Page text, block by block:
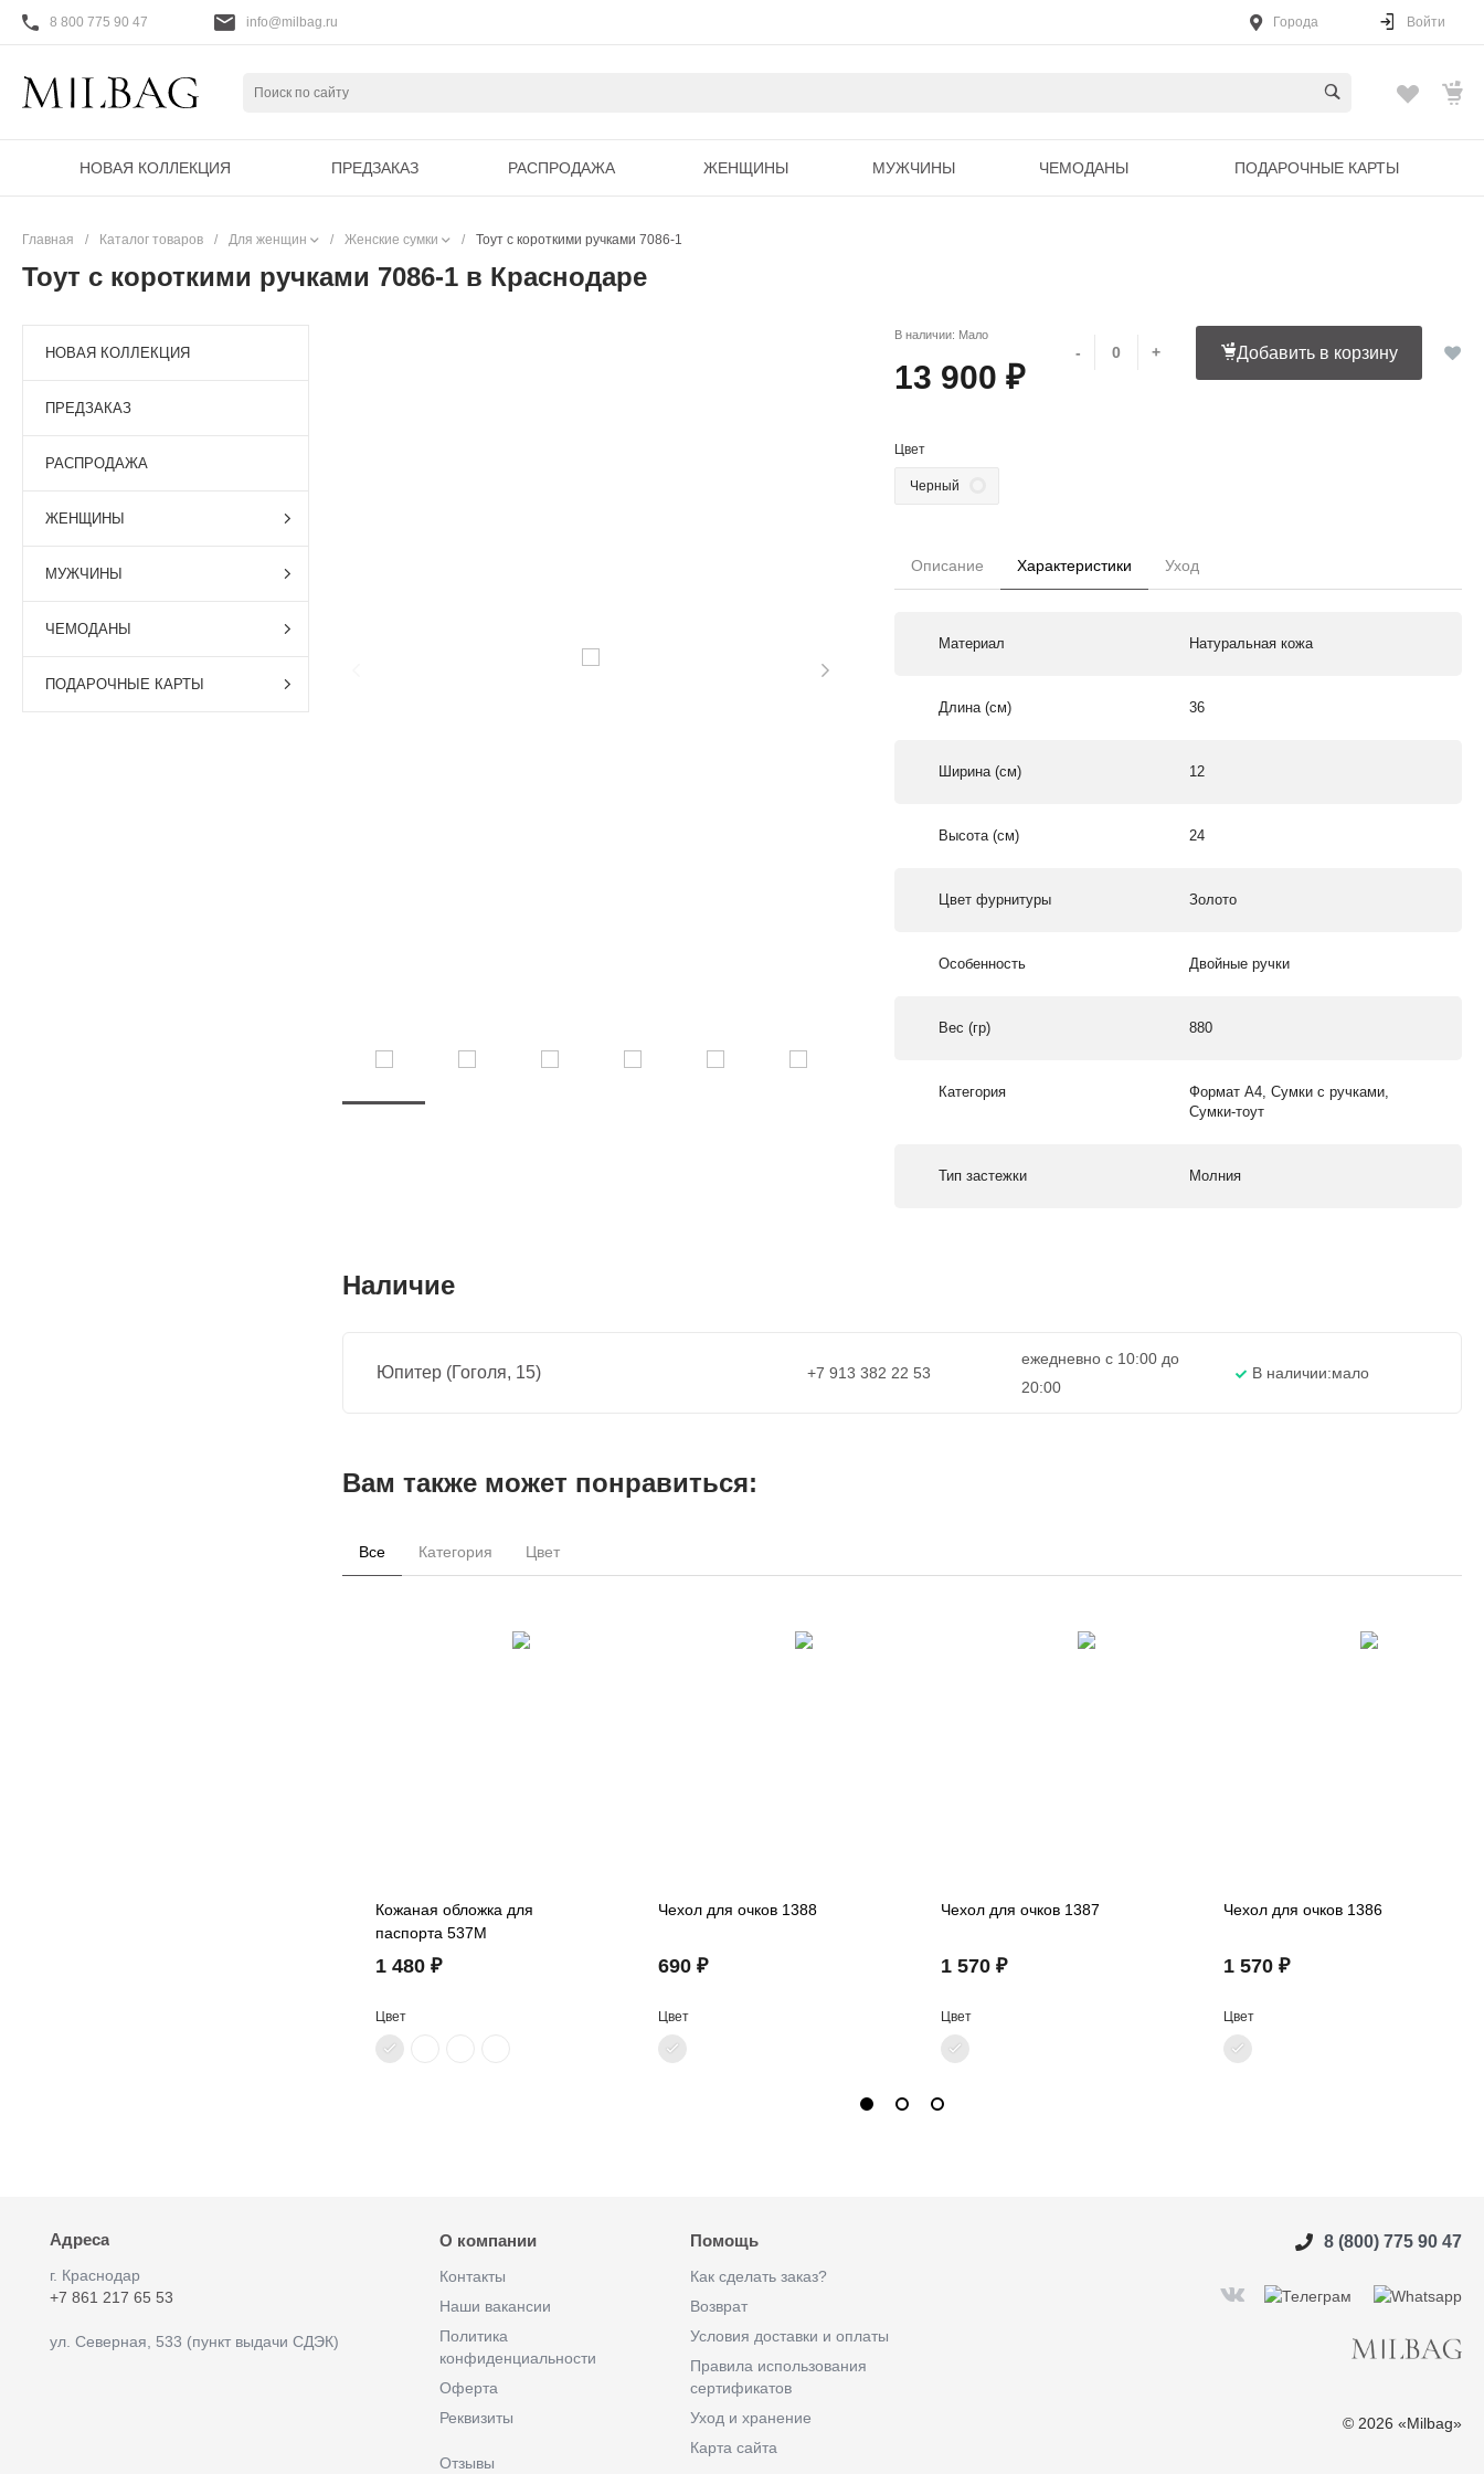
8 800 775 90 47 info@milbag.ru Города Войти
НОВАЯ КОЛЛЕКЦИЯ ПРЕДЗАКАЗ РАСПРОДАЖА ЖЕНЩИНЫ МУЖЧИНЫ ЧЕМОДАНЫ ПОДАРОЧНЫЕ КАРТЫ
Главная / Каталог товаров / Для женщин / Женские сумки / Тоут с короткими ручками 7086-1
Тоут с короткими ручками 7086-1 в Краснодаре
НОВАЯ КОЛЛЕКЦИЯ
ПРЕДЗАКАЗ
РАСПРОДАЖА
ЖЕНЩИНЫ
МУЖЧИНЫ
ЧЕМОДАНЫ
ПОДАРОЧНЫЕ КАРТЫ
В наличии: Мало
13 900 ₽
- + Добавить в корзину
Цвет
Черный
Описание Характеристики Уход
Материал Натуральная кожа
Длина (см) 36
Ширина (см) 12
Высота (см) 24
Цвет фурнитуры Золото
Особенность Двойные ручки
Вес (гр) 880
Категория
Формат А4, Сумки с ручками,
Сумки-тоут
Тип застежки Молния
Наличие
Юпитер (Гоголя, 15) +7 913 382 22 53
ежедневно с 10:00 до
20:00
В наличии:мало
Вам также может понравиться:
Все Категория Цвет
Кожаная обложка для
паспорта 537M
1 480 ₽
Цвет
Чехол для очков 1388
690 ₽
Цвет
Чехол для очков 1387
1 570 ₽
Цвет
Чехол для очков 1386
1 570 ₽
Цвет
Адреса
г. Краснодар
+7 861 217 65 53
ул. Северная, 533 (пункт выдачи СДЭК)
О компании
Контакты
Наши вакансии
Политика
конфиденциальности
Оферта
Реквизиты
Отзывы
Помощь
Как сделать заказ?
Возврат
Условия доставки и оплаты
Правила использования
сертификатов
Уход и хранение
Карта сайта
8 (800) 775 90 47
© 2026 «Milbag»